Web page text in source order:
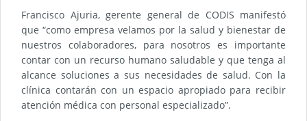
Francisco Ajuria, gerente general de CODIS manifestó
que “como empresa velamos por la salud y bienestar de
nuestros colaboradores, para nosotros es importante
contar con un recurso humano saludable y que tenga al
alcance soluciones a sus necesidades de salud. Con la
clínica contarán con un espacio apropiado para recibir
atención médica con personal especializado”.